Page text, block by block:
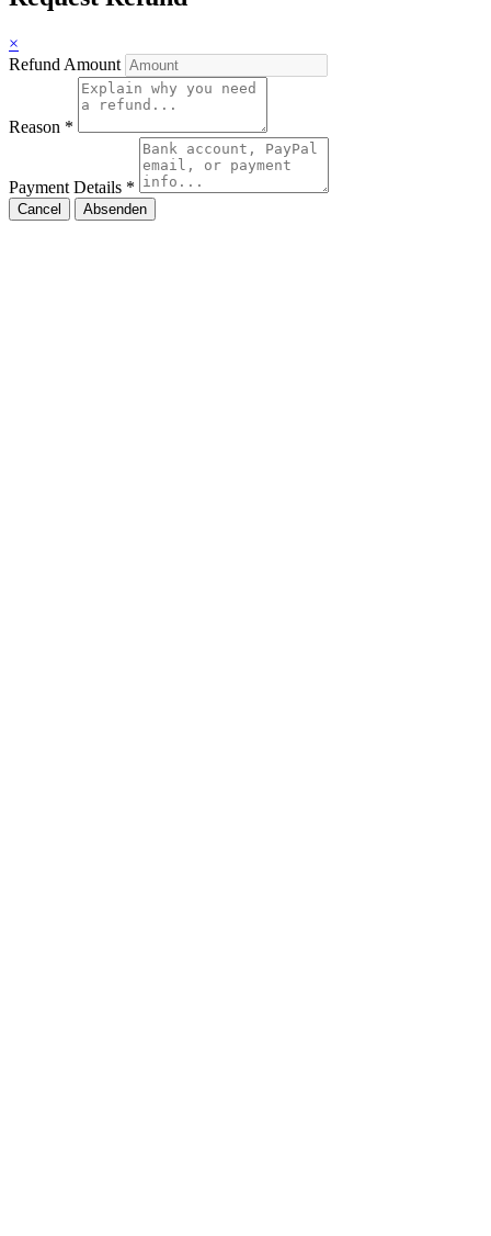
×
Refund Amount
Reason *
Payment Details *
Cancel Absenden